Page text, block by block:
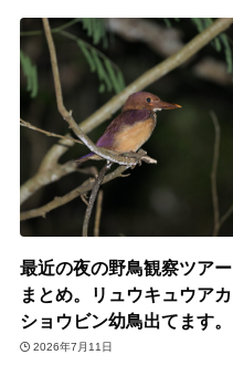
最近の夜の野鳥観察ツアー
まとめ。リュウキュウアカ
ショウビン幼鳥出てます。
2026年7月11日